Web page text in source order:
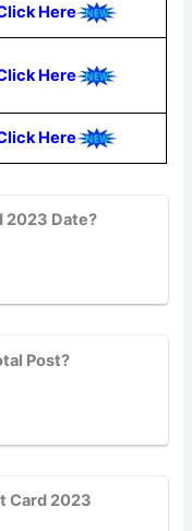
Here
Here
Here
2023 Date?
Post?
Card 2023